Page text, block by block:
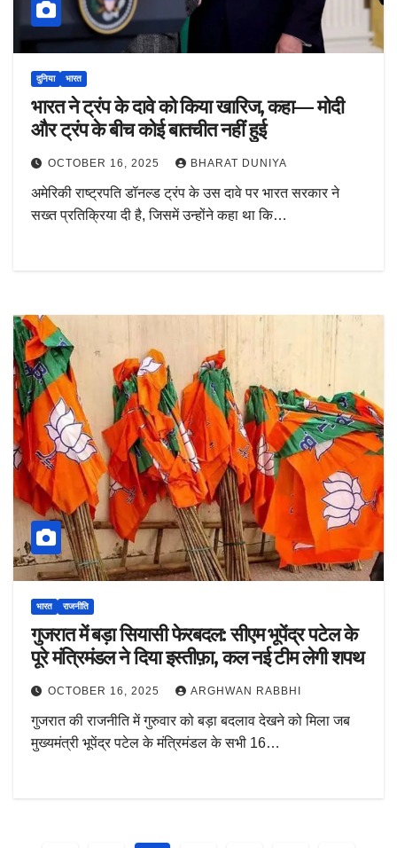
दुनिया भारत
भारत ने ट्रंप के दावे को किया खारिज, कहा— मोदी
और ट्रंप के बीच कोई बातचीत नहीं हुई
OCTOBER 16, 2025 BHARAT DUNIYA
अमेरिकी राष्ट्रपति डॉनल्ड ट्रंप के उस दावे पर भारत सरकार ने
सख्त प्रतिक्रिया दी है, जिसमें उन्होंने कहा था कि…
भारत राजनीति
गुजरात में बड़ा सियासी फेरबदल: सीएम भूपेंद्र पटेल के
पूरे मंत्रिमंडल ने दिया इस्तीफ़ा, कल नई टीम लेगी शपथ
OCTOBER 16, 2025 ARGHWAN RABBHI
गुजरात की राजनीति में गुरुवार को बड़ा बदलाव देखने को मिला जब
मुख्यमंत्री भूपेंद्र पटेल के मंत्रिमंडल के सभी 16…